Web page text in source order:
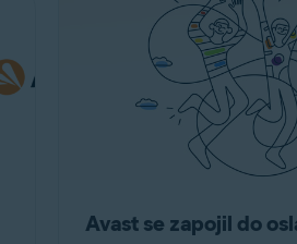
Avast se zapojil do